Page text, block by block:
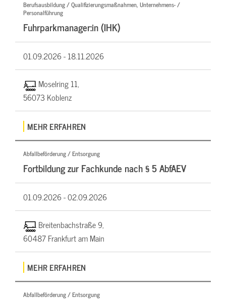
Berufsausbildung / Qualifizierungsmaßnahmen, Unternehmens- /
Personalführung
Fuhrparkmanager:in (IHK)
01.09.2026 -18.11.2026
Moselring 11,
56073 Koblenz
MEHR ERFAHREN
Abfallbeförderung / Entsorgung
Fortbildung zur Fachkunde nach § 5 AbfAEV
01.09.2026 -02.09.2026
Breitenbachstraße 9,
60487 Frankfurt am Main
MEHR ERFAHREN
Abfallbeförderung / Entsorgung